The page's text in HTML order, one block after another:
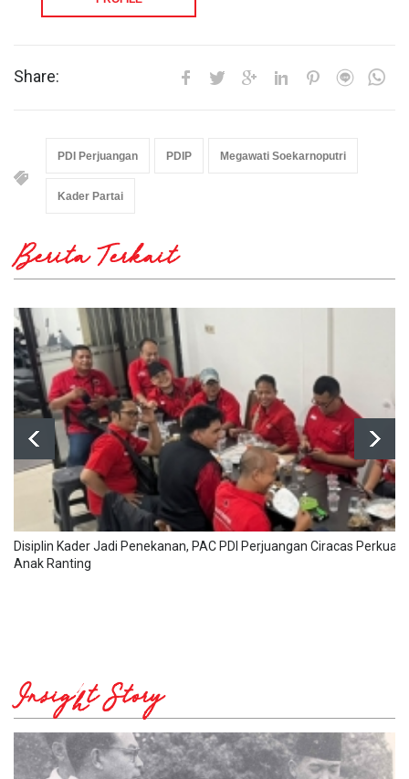
Share:
PDI Perjuangan PDIP Megawati Soekarnoputri
Kader Partai
Berita Terkait
Disiplin Kader Jadi Penekanan, PAC PDI Perjuangan Ciracas Perkuat
Anak Ranting
Insight Story